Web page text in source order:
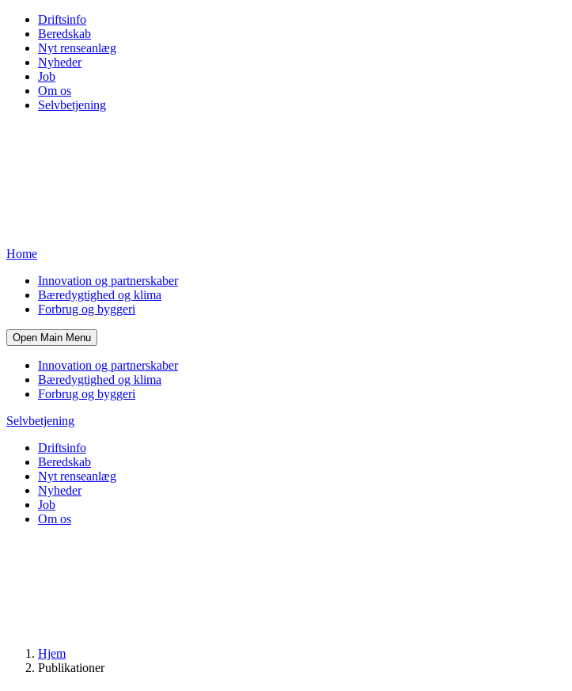
Driftsinfo
Beredskab
Nyt renseanlæg
Nyheder
Job
Om os
Selvbetjening
Home
Innovation og partnerskaber
Bæredygtighed og klima
Forbrug og byggeri
Open Main Menu
Innovation og partnerskaber
Bæredygtighed og klima
Forbrug og byggeri
Selvbetjening
Driftsinfo
Beredskab
Nyt renseanlæg
Nyheder
Job
Om os
Hjem
Publikationer